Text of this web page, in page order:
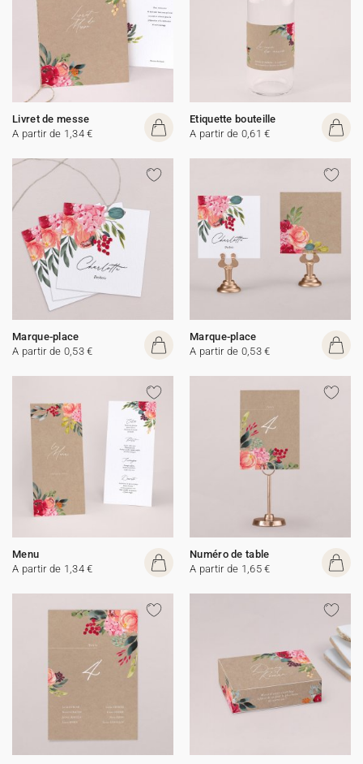
Livret de messe
A partir de 1,34 €
Etiquette bouteille
A partir de 0,61 €
Marque-place
A partir de 0,53 €
Marque-place
A partir de 0,53 €
Menu
A partir de 1,34 €
Numéro de table
A partir de 1,65 €